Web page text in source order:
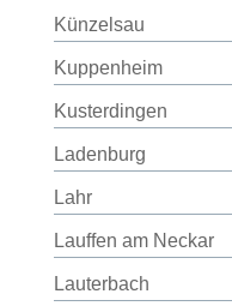
Künzelsau
Kuppenheim
Kusterdingen
Ladenburg
Lahr
Lauffen am Neckar
Lauterbach